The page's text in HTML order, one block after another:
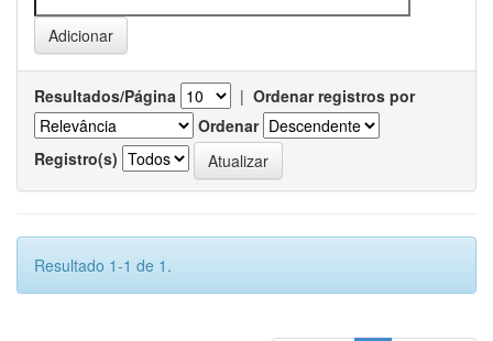
Resultados/Página | Ordenar registros por
Ordenar
Registro(s)
Resultado 1-1 de 1.